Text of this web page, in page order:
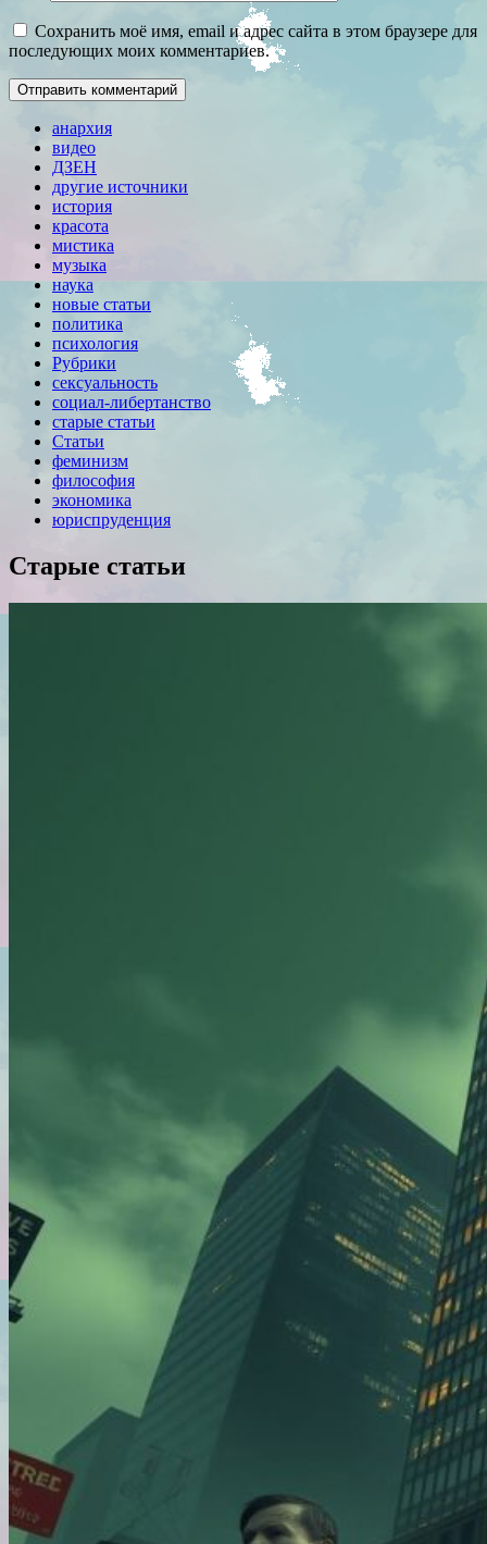
Сохранить моё имя, email и адрес сайта в этом браузере для
последующих моих комментариев.
анархия
видео
ДЗЕН
другие источники
история
красота
мистика
музыка
наука
новые статьи
политика
психология
Рубрики
сексуальность
социал-либертанство
старые статьи
Статьи
феминизм
философия
экономика
юриспруденция
Старые статьи